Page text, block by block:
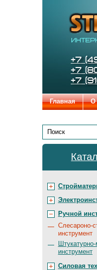
материалы
+7
+7
+7
Главная О
Поиск
Ручной
Слесароно-
инструмент
инструмент
Силовая